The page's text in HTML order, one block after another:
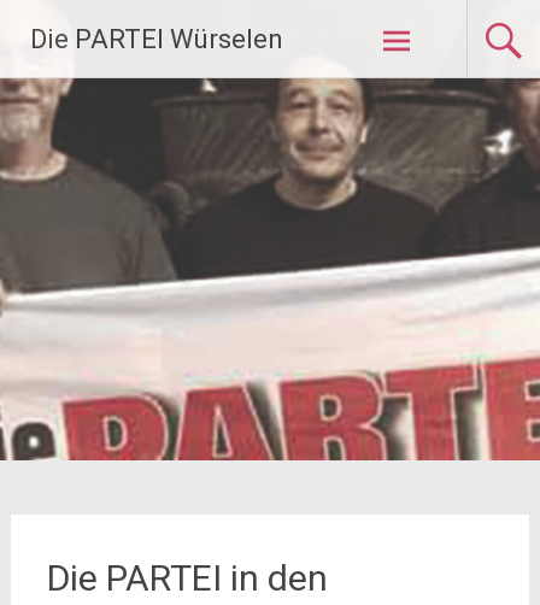
Inhalt
springen
Die PARTEI Würselen
Die PARTEI in den